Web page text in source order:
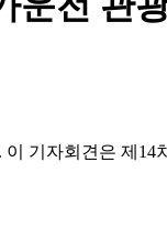
기자회견은 제